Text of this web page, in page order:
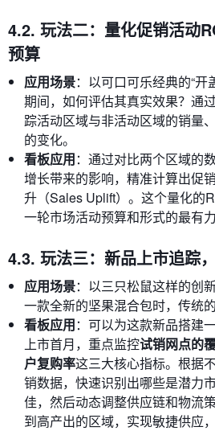
4.2. 玩法二：量化促销活动
预算
应用场景：以可口可乐经典的“
期间，如何评估其真实效果？通
踪活动区域与非活动区域的销量
的变化。
看板应用：通过对比两个区域的
增长带来的影响，精准计算出促
升（Sales Uplift）。这个量化的
一轮市场活动预算和形式的最有力
4.3. 玩法三：新品上市追踪
应用场景：以三只松鼠这样的创
一款全新的坚果混合包时，传统
看板应用：可以为这款新品搭建
上市首月，重点监控试销网点的
户复购率这三大核心指标。根据
销数据，快速识别出哪些是潜力
佳，然后动态调整供应链和物流
到高产出的区域，实现敏捷供应